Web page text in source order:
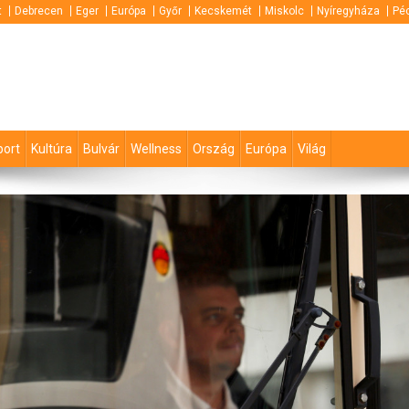
Debrecen Eger Európa Győr Kecskemét Miskolc Nyíregyháza
Kultúra Bulvár Wellness Ország Európa Világ